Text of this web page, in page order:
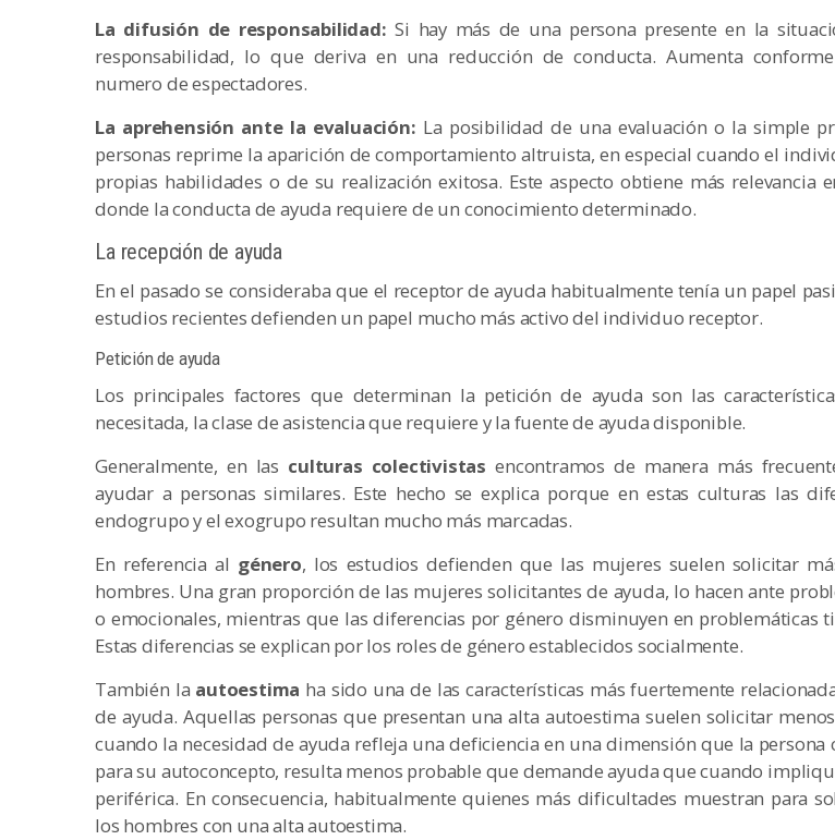
La difusión de responsabilidad:Si hay más de una persona presente en la
responsabilidad, lo que deriva en una reducción de conducta. Aumenta
numero de espectadores.
La aprehensión ante la evaluación: La posibilidad de una evaluación o la simple
personas reprime la aparición de comportamiento altruista, en especial cuando el
propias habilidades o de su realización exitosa. Este aspecto obtiene más relevancia
donde la conducta de ayuda requiere de un conocimiento determinado.
La recepción de ayuda
En el pasado se consideraba que el receptor de ayuda habitualmente tenía un papel
estudios recientes defienden un papel mucho más activo del individuo receptor.
Petición de ayuda
Los principales factores que determinan la petición de ayuda son las
necesitada, la clase de asistencia que requiere y la fuente de ayuda disponible.
Generalmente, en las culturas colectivistas encontramos de manera más
ayudar a personas similares. Este hecho se explica porque en estas culturas las
endogrupo y el exogrupo resultan mucho más marcadas.
En referencia al género, los estudios defienden que las mujeres suelen solicitar
hombres. Una gran proporción de las mujeres solicitantes de ayuda, lo hacen ante
o emocionales, mientras que las diferencias por género disminuyen en problemáticas
Estas diferencias se explican por los roles de género establecidos socialmente.
También la autoestima ha sido una de las características más fuertemente
de ayuda. Aquellas personas que presentan una alta autoestima suelen solicitar
cuando la necesidad de ayuda refleja una deficiencia en una dimensión que la persona
para su autoconcepto, resulta menos probable que demande ayuda que cuando
periférica. En consecuencia, habitualmente quienes más dificultades muestran para
los hombres con una alta autoestima.